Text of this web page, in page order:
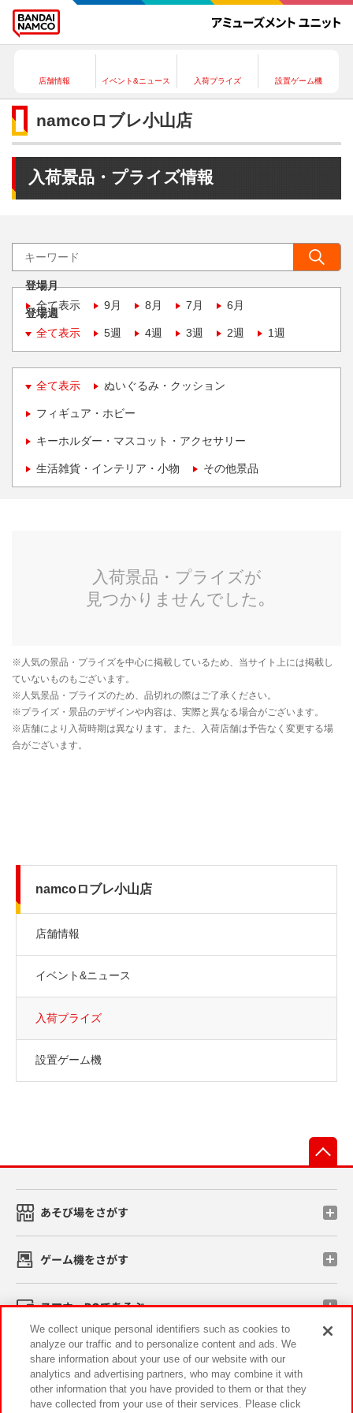
店舗情報 イベント&ニュース 入荷プライズ 設置ゲーム機
namcoロブレ小山店
入荷景品・プライズ情報
登場月
全て表示
9月 8月 7月 6月
登場週
全て表示
5週 4週 3週 2週 1週
全て表示 ぬいぐるみ・クッション
フィギュア・ホビー
キーホルダー・マスコット・アクセサリー
生活雑貨・インテリア・小物 その他景品
namcoロブレ小山店
店舗情報
イベント&ニュース
入荷プライズ
設置ゲーム機
あそび場をさがす
ゲーム機をさがす
スマホ・PCであそぶ
イベント・キャンペーン
We collect unique personal identifiers such as cookies to
analyze our traffic and to personalize content and ads. We
share information about your use of our website with our
analytics and advertising partners, who may combine it with
other information that you have provided to them or that they
have collected from your use of their services. Please click